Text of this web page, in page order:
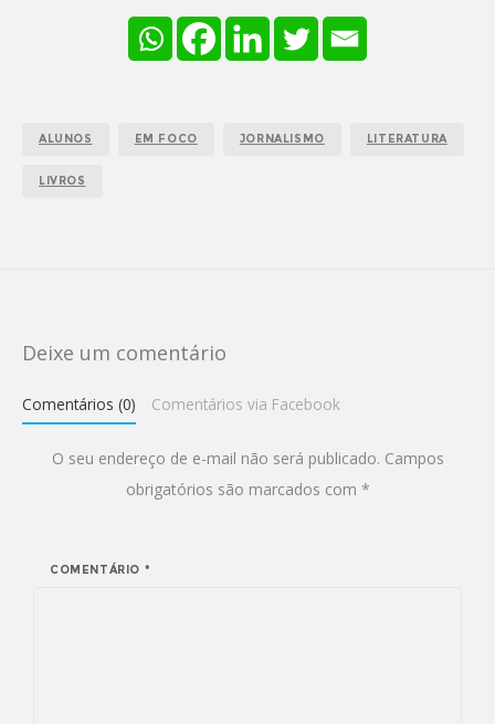
ALUNOS EM FOCO JORNALISMO LITERATURA
LIVROS
Deixe um comentário
Comentários (0) Comentários via Facebook
O seu endereço de e-mail não será publicado. Campos
obrigatórios são marcados com *
COMENTÁRIO *